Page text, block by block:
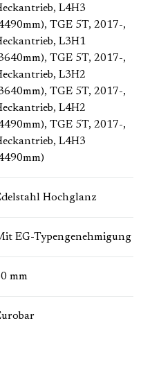
L4H3
, TGE 5T, 2017-,
L3H1
, TGE 5T, 2017-,
L3H2
, TGE 5T, 2017-,
L4H2
, TGE 5T, 2017-,
L4H3
Hochglanz
EG-Typengenehmigung
mm